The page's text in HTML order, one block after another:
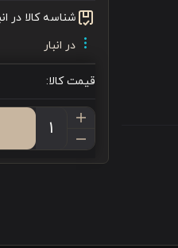
شناسه کالا در
در انبار
قیمت کالا: